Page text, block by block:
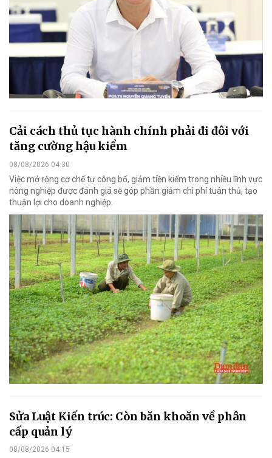
Cải cách thủ tục hành chính phải đi đôi với
tăng cường hậu kiểm
08/08/2026 04:30
Việc mở rộng cơ chế tự công bố, giảm tiền kiểm trong nhiều lĩnh vực
nông nghiệp được đánh giá sẽ góp phần giảm chi phí tuân thủ, tạo
thuận lợi cho doanh nghiệp.
Sửa Luật Kiến trúc: Còn băn khoăn về phân
cấp quản lý
08/08/2026 04:15